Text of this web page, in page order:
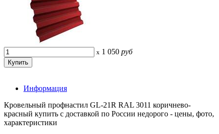
x 1 050 руб
Информация
Кровельный профнастил GL-21R RAL 3011 коричнево-
красный купить с доставкой по России недорого - цены, фото,
характеристики